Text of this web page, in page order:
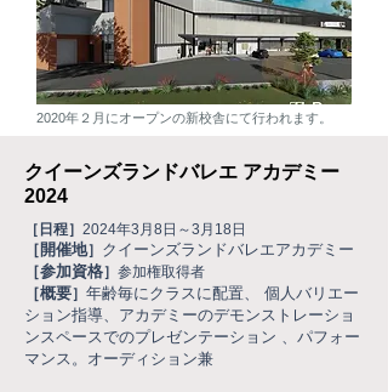
2020年２月にオープンの新校舎にて行われます。
クイーンズランドバレエ アカデミー
2024
［日程］ 2024年3月8日～3月18日
［開催地］ クイーンズランドバレエアカデミー
［参加資格］ 参加権取得者
［概要］ 年齢毎にクラスに配置、 個人バリエー
ション指導、アカデミーのデモンストレーショ
ンスペースでのプレゼンテーション 、パフォー
マンス。オーディション兼